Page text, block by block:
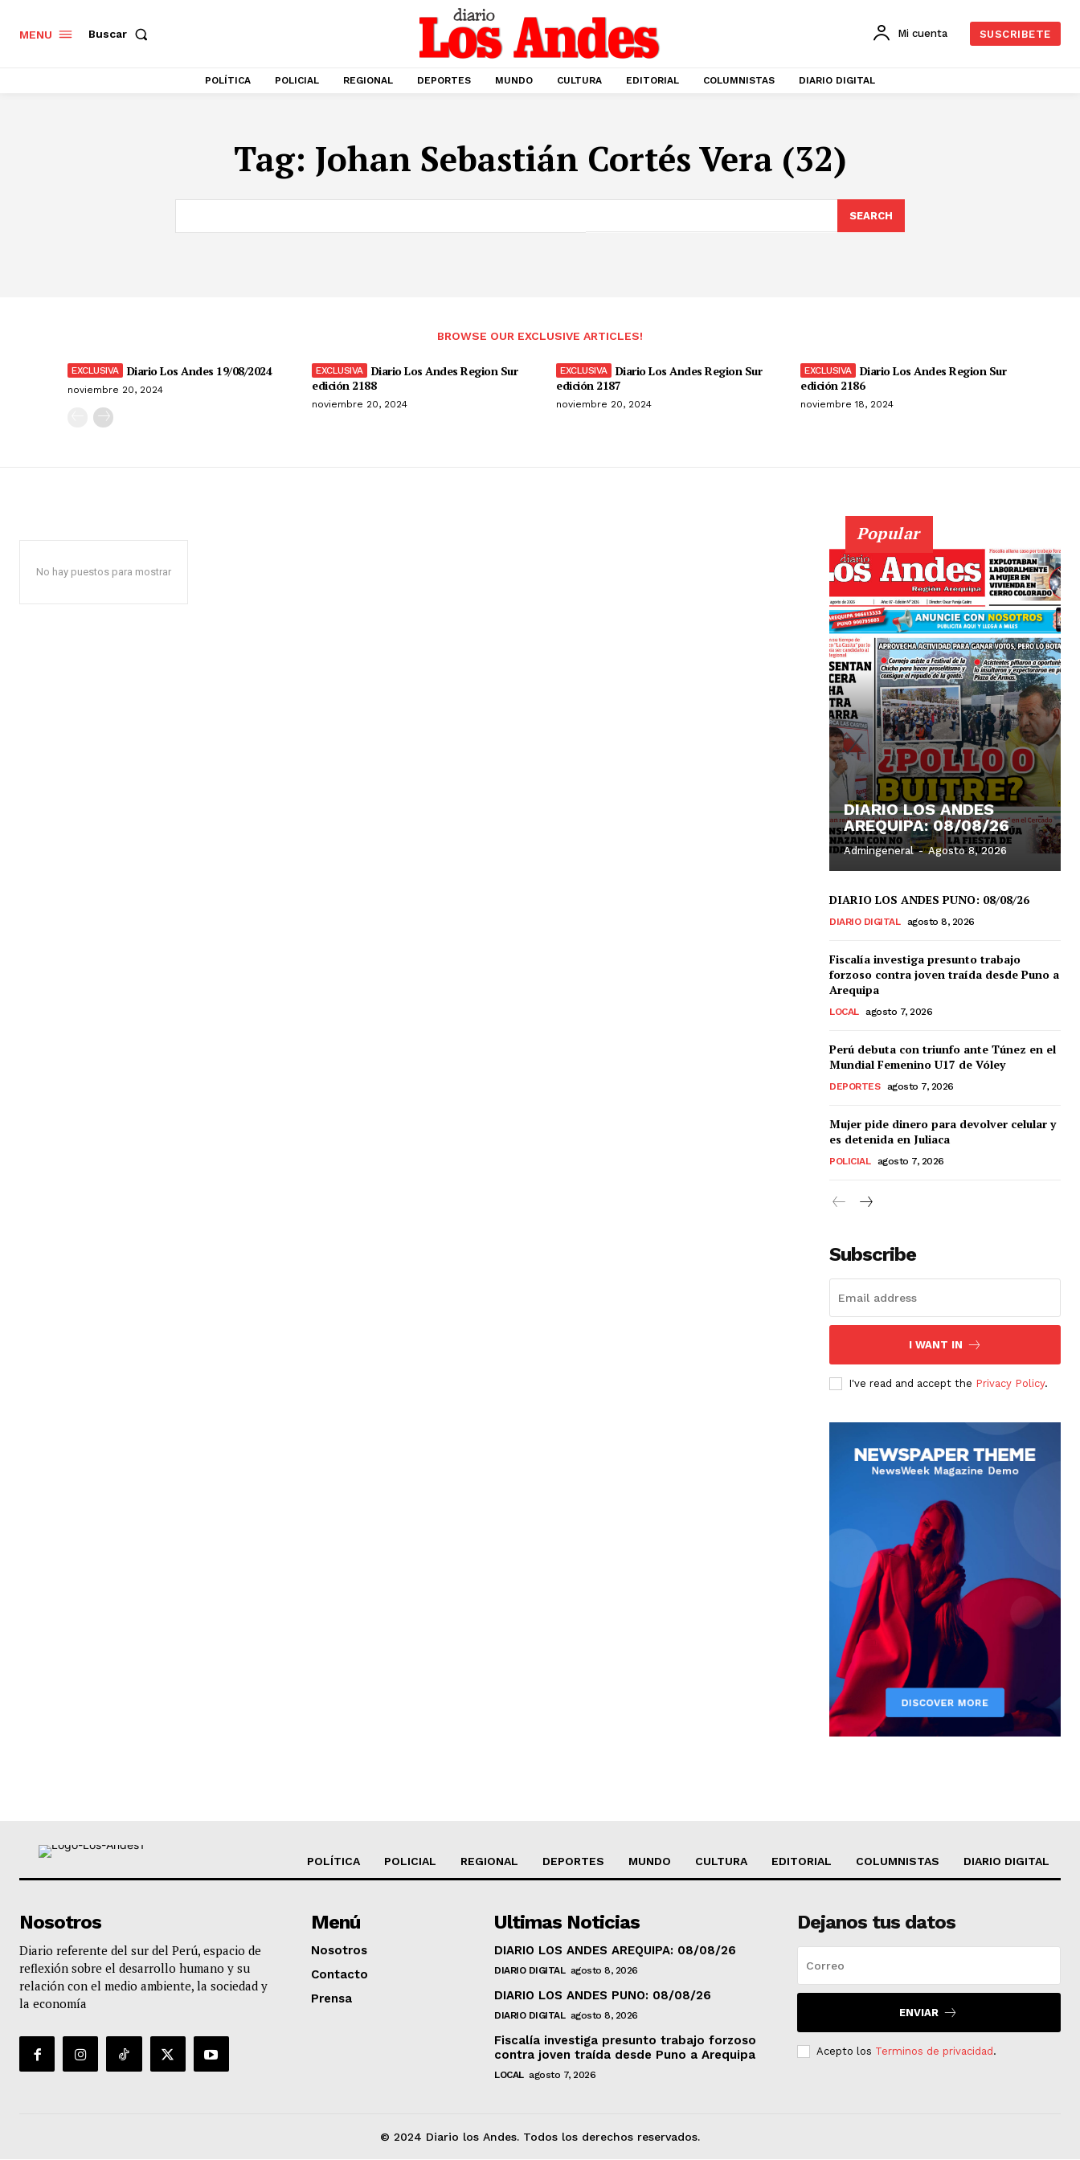
MENU Buscar Mi cuenta SUSCRIBETE
POLÍTICA POLICIAL REGIONAL DEPORTES MUNDO CULTURA EDITORIAL COLUMNISTAS DIARIO DIGITAL
Tag: Johan Sebastián Cortés Vera (32)
SEARCH
BROWSE OUR EXCLUSIVE ARTICLES!
Diario Los Andes 19/08/2024
noviembre 20, 2024
Diario Los Andes Region Sur
edición 2188
noviembre 20, 2024
Diario Los Andes Region Sur
edición 2187
noviembre 20, 2024
Diario Los Andes Region Sur
edición 2186
noviembre 18, 2024
No hay puestos para mostrar
Popular
DIARIO LOS ANDES
AREQUIPA: 08/08/26
Admingeneral - Agosto 8, 2026
DIARIO LOS ANDES PUNO: 08/08/26
DIARIO DIGITAL agosto 8, 2026
Fiscalía investiga presunto trabajo
forzoso contra joven traída desde Puno a
Arequipa
LOCAL agosto 7, 2026
Perú debuta con triunfo ante Túnez en el
Mundial Femenino U17 de Vóley
DEPORTES agosto 7, 2026
Mujer pide dinero para devolver celular y
es detenida en Juliaca
POLICIAL agosto 7, 2026
Subscribe
I WANT IN
I've read and accept the Privacy Policy.
POLÍTICA POLICIAL REGIONAL DEPORTES MUNDO CULTURA EDITORIAL COLUMNISTAS DIARIO DIGITAL
Nosotros
Diario referente del sur del Perú, espacio de
reflexión sobre el desarrollo humano y su
relación con el medio ambiente, la sociedad y
la economía
Menú
Nosotros
Contacto
Prensa
Ultimas Noticias
DIARIO LOS ANDES AREQUIPA: 08/08/26
DIARIO DIGITAL agosto 8, 2026
DIARIO LOS ANDES PUNO: 08/08/26
DIARIO DIGITAL agosto 8, 2026
Fiscalía investiga presunto trabajo forzoso
contra joven traída desde Puno a Arequipa
LOCAL agosto 7, 2026
Dejanos tus datos
ENVIAR
Acepto los Terminos de privacidad .
© 2024 Diario los Andes. Todos los derechos reservados.